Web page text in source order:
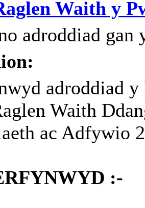
Waith y
adroddiad gan
adroddiad
Waith
ac Adfywio
:-